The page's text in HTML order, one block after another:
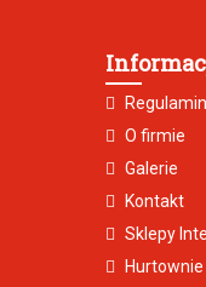
Regulamin
O firmie
Galerie
Kontakt
Sklepy